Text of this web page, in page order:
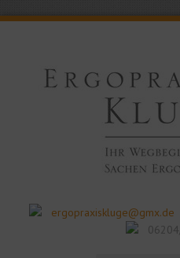
ergopraxiskluge@gmx.de